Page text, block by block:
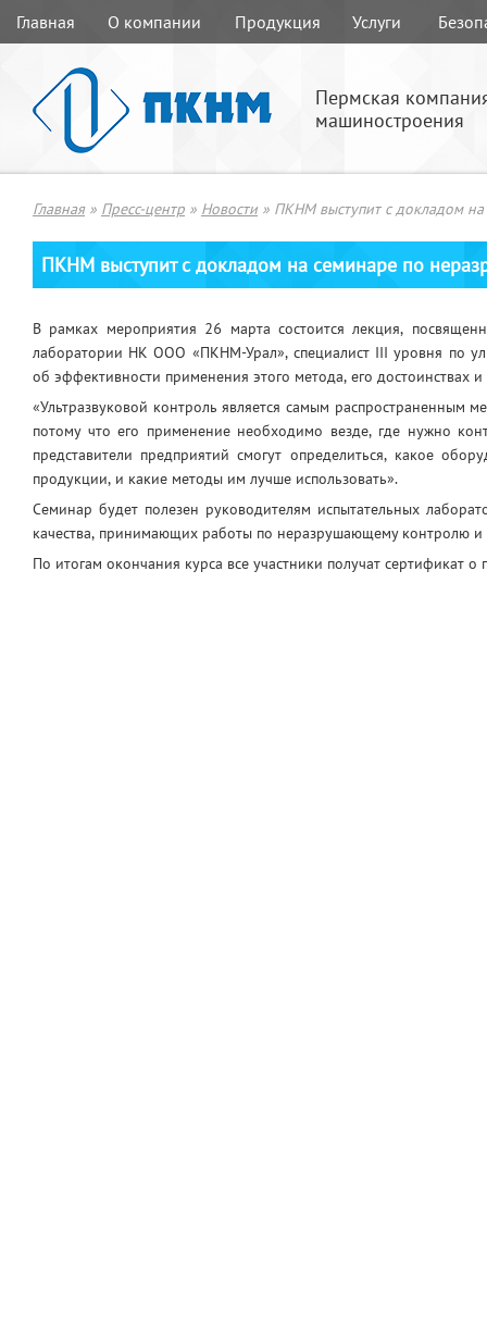
Главная О компании Продукция Услуги
Пермская
машиностроения
Главная» Пресс-центр » Новости » ПКНМ выступит с докладом
ПКНМ выступит с докладом на семинаре по
В рамках мероприятия 26 марта состоится лекция,
лаборатории НК ООО «ПКНМ-Урал», специалист III уровня по
об эффективности применения этого метода, его достоинствах и
«Ультразвуковой контроль является самым распространенным
потому что его применение необходимо везде, где нужно
представители предприятий смогут определиться, какое
продукции, и какие методы им лучше использовать».
Семинар будет полезен руководителям испытательных
качества, принимающих работы по неразрушающему контролю и
По итогам окончания курса все участники получат сертификат